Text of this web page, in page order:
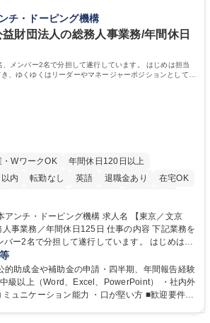
見学ツアー事業 ※入社後は上記いずれかの部門
の定める業務 募集職種 【都庁グル
残業月平均9時間未満／有給年平均16日取得
経験できます。 ■様々なプロジェクト：駐車場
内に設置された照明を兼ねた広告「ブライトサ
など、事業収益を生み出す活動を積極的に行って
チ・ドーピング機構
益財団法人の総務人事業務/年間休日
メンバー2名で分担して遂行しています。 はじめは担当
、ゆくゆくはリーダーやマネージャーポジションとして活
す。
・WワークOK
年間休日120日以上
内
転勤なし 英語 退職金あり
在宅OK
ーピング機構 求人名 【東京／文京
間休日125日 仕事の内容 下記業務を
ー2名で分担して遂行しています。 はじめは担
ただき、ゆくゆくはリーダーやマネージャーポ
期待しています。 【総務・人事グルー
度関連 ・採用活動 ・教育研修の企画、実行 ・勤
提出 ・法定の会議運営（評議員会、理事会） ・
的助成金や補助金の申請・四半期、年間報告経験
級以上（Word、Excel、PowerPoint） ・社内外
ケーション能力 ・口が堅い方 ■歓迎要件